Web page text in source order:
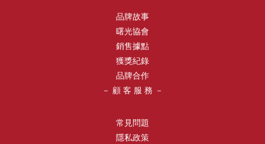
品牌故事
曙光協會
銷售據點
獲獎紀錄
品牌合作
－ 顧 客 服 務 －
常見問題
隱私政策